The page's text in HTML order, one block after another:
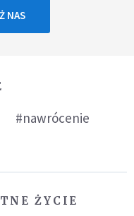
NAS
#nawrócenie
ŻYCIE